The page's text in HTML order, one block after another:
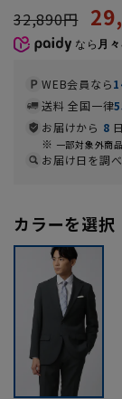
32,890円
なら 月
WEB会員なら
送料 全国一律
お届けから 8
一部対象外商
お届け日を調
カラーを選択